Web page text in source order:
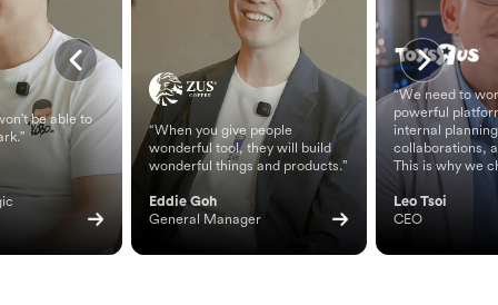
be able to
“When you give people
wonderful tool, they will build
wonderful things and products.”
Eddie Goh
General Manager
“We need to
powerful
internal
collaborations,
This is why we
Leo Tsoi
CEO